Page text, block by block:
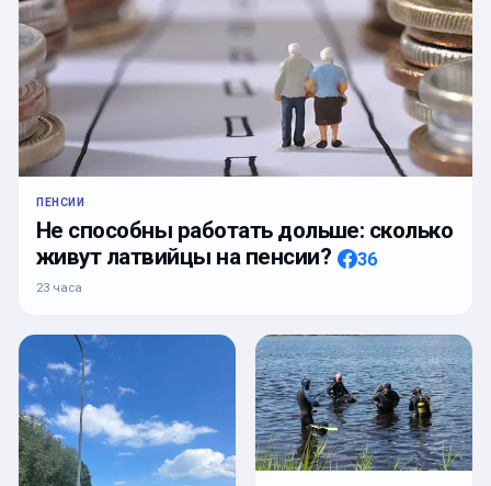
ПЕНСИИ
Не способны работать дольше: сколько
живут латвийцы на пенсии?
36
23 часа